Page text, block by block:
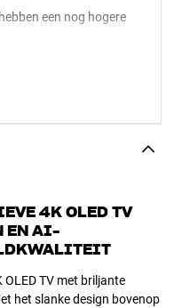
een nog hogere
4K OLED TV
EN AI-
OLED TV met briljante
het slanke design bovenop